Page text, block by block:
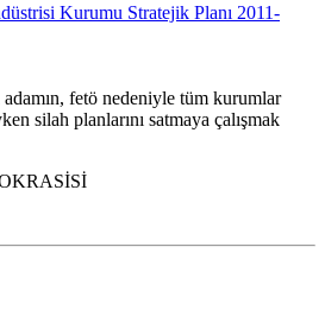
Kurumu Stratejik Planı 2011-
fetö nedeniyle tüm kurumlar
silah planlarını satmaya çalışmak